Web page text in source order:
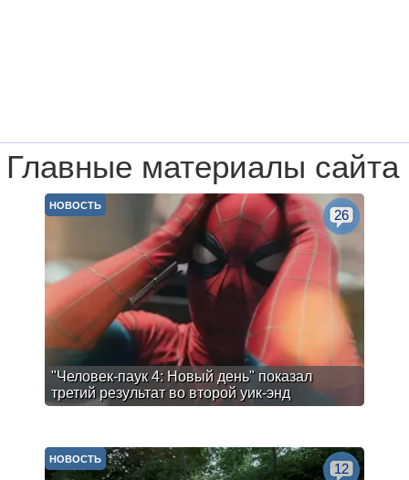
Главные материалы сайта
"Человек-паук 4: Новый день" показал
третий результат во второй уик-энд
НОВОСТЬ
26
НОВОСТЬ
12